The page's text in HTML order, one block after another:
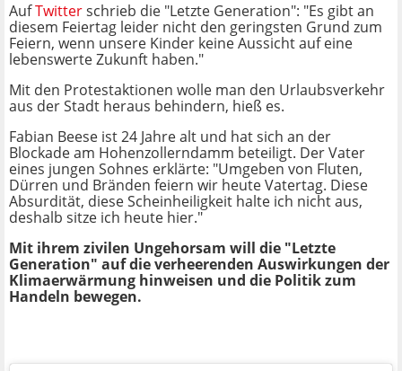
AufTwitterschrieb die "Letzte Generation": "Es gibt an
diesem Feiertag leider nicht den geringsten Grund zum
Feiern, wenn unsere Kinder keine Aussicht auf eine
lebenswerte Zukunft haben."
Mit den Protestaktionen wolle man den Urlaubsverkehr
aus der Stadt heraus behindern, hieß es.
Fabian Beese ist 24 Jahre alt und hat sich an der
Blockade am Hohenzollerndamm beteiligt. Der Vater
eines jungen Sohnes erklärte: "Umgeben von Fluten,
Dürren und Bränden feiern wir heute Vatertag. Diese
Absurdität, diese Scheinheiligkeit halte ich nicht aus,
deshalb sitze ich heute hier."
Mit ihrem zivilen Ungehorsam will die "Letzte
Generation" auf die verheerenden Auswirkungen der
Klimaerwärmung hinweisen und die Politik zum
Handeln bewegen.